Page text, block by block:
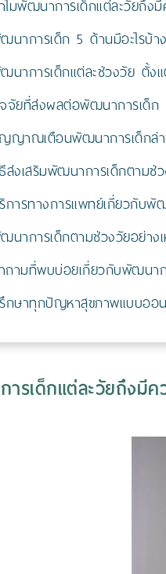
ไมพัฒนาการเด็กแต่ละวัยถึ
นาการเด็ก 5 ด้านมีอะไรบ้า
นาการเด็กแต่ละช่วงวัย ตั้ง
จัยที่ส่งผลต่อพัฒนาการเด็ก
ญาณเตือนพัฒนาการเด็กล่า
ส่งเสริมพัฒนาการเด็กตามช่
การทางการแพทย์เกี่ยวกับพั
นาการเด็กตามช่วงวัยอย่าง
ถามที่พบบ่อยเกี่ยวกับพัฒนาก
กษาทุกปัญหาสุขภาพแบบออน
รเด็กแต่ละวัยถึงมี